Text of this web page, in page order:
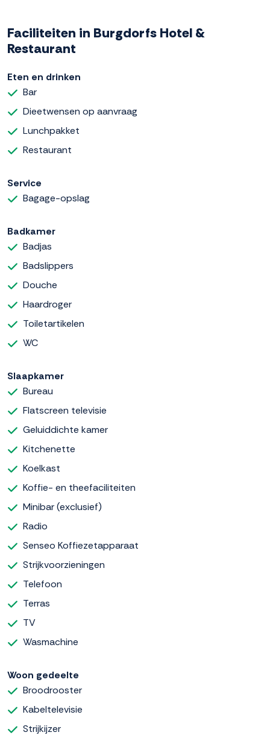
Faciliteiten in Burgdorfs Hotel &
Restaurant
Eten en drinken
Bar
Dieetwensen op aanvraag
Lunchpakket
Restaurant
Service
Bagage-opslag
Badkamer
Badjas
Badslippers
Douche
Haardroger
Toiletartikelen
WC
Slaapkamer
Bureau
Flatscreen televisie
Geluiddichte kamer
Kitchenette
Koelkast
Koffie- en theefaciliteiten
Minibar (exclusief)
Radio
Senseo Koffiezetapparaat
Strijkvoorzieningen
Telefoon
Terras
TV
Wasmachine
Woon gedeelte
Broodrooster
Kabeltelevisie
Strijkijzer